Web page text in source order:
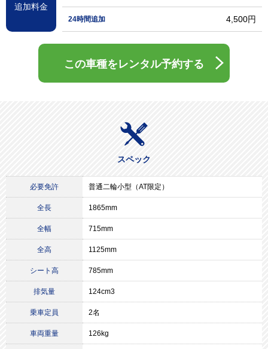
追加料金
24時間追加 4,500円
この車種をレンタル予約する
スペック
必要免許 普通二輪小型（AT限定）
全長 1865mm
全幅 715mm
全高 1125mm
シート高 785mm
排気量 124cm3
乗車定員 2名
車両重量 126kg